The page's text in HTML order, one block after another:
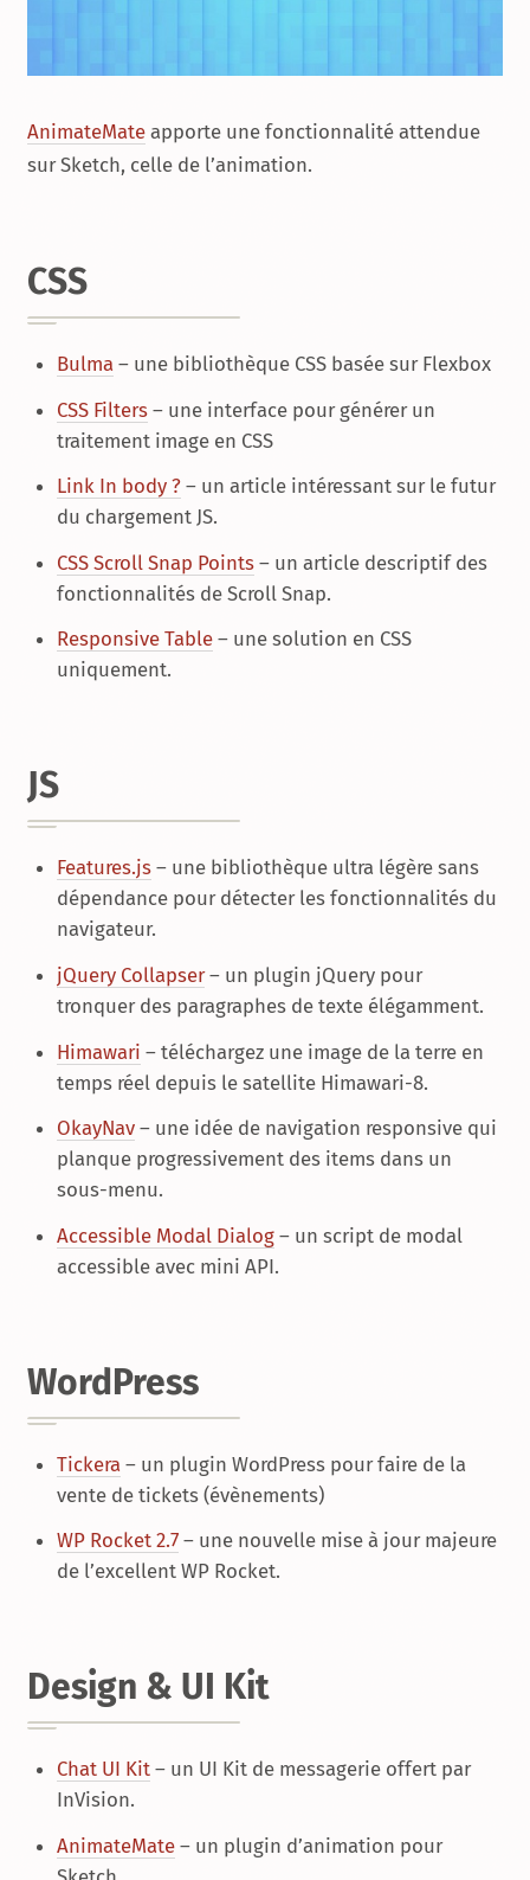
AnimateMate apporte une fonctionnalité attendue
sur Sketch, celle de l’animation.
CSS
Bulma – une bibliothèque CSS basée sur Flexbox
CSS Filters – une interface pour générer un
traitement image en CSS
Link In body ? – un article intéressant sur le futur
du chargement JS.
CSS Scroll Snap Points – un article descriptif des
fonctionnalités de Scroll Snap.
Responsive Table – une solution en CSS
uniquement.
JS
Features.js – une bibliothèque ultra légère sans
dépendance pour détecter les fonctionnalités du
navigateur.
jQuery Collapser– un plugin jQuery pour
tronquer des paragraphes de texte élégamment.
Himawari – téléchargez une image de la terre en
temps réel depuis le satellite Himawari-8.
OkayNav – une idée de navigation responsive qui
planque progressivement des items dans un
sous-menu.
Accessible Modal Dialog – un script de modal
accessible avec mini API.
WordPress
Tickera – un plugin WordPress pour faire de la
vente de tickets (évènements)
WP Rocket 2.7 – une nouvelle mise à jour majeure
de l’excellent WP Rocket.
Design & UI Kit
Chat UI Kit – un UI Kit de messagerie offert par
InVision.
AnimateMate – un plugin d’animation pour